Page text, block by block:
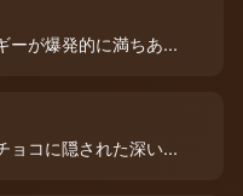
ーが爆発的に満ちあ...
ョコに隠された深い...